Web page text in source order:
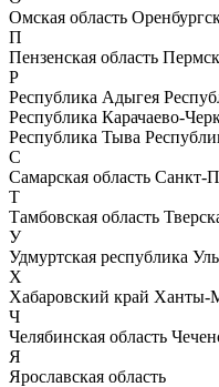
Омская область
П
Пензенская область
Р
Республика Адыгея
Республика Карачаево-
Республика Тыва
С
Самарская область Санкт-
Т
Тамбовская область
У
Удмуртская республика
Х
Хабаровский край Ханты-
Ч
Челябинская область
Я
Ярославская область